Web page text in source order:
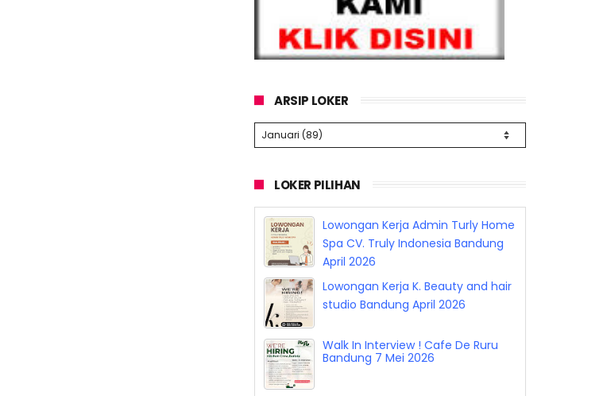
ARSIP LOKER
LOKER PILIHAN
Lowongan Kerja Barista Sukha
Coffee Bandung April 2026
Lowongan Kerja Admin Turly Home
Spa CV. Truly Indonesia Bandung
Lowongan Kerja K. Beauty and hair
studio Bandung April 2026